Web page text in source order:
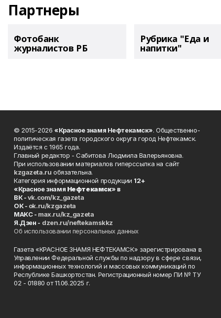
Партнеры
Фотобанк
журналистов РБ
Рубрика "Еда и
напитки"
© 2015-2026 «Красное знамя Нефтекамск». Общественно-
политическая газета городского округа город Нефтекамск.
Издаётся с 1965 года.
Главный редактор - Сабитова Людмила Валерьяновна.
При использовании материалов гиперссылка на сайт
kzgazeta.ru обязательна.
Категория информационной продукции 12+
«Красное знамя Нефтекамск» в
ВК -vk.com/kz_gazeta
ОК - ok.ru/kzgazeta
MAKC - max.ru/kz_gazeta
Я.Дзен - dzen.ru/neftekamskkz
Об использовании персональных данных
Газета «КРАСНОЕ ЗНАМЯ НЕФТЕКАМСК» зарегистрирована в
Управлении Федеральной службы по надзору в сфере связи,
информационных технологий и массовых коммуникаций по
Республике Башкортостан. Регистрационный номер ПИ № ТУ
02 - 01880 от 11.06.2025 г.